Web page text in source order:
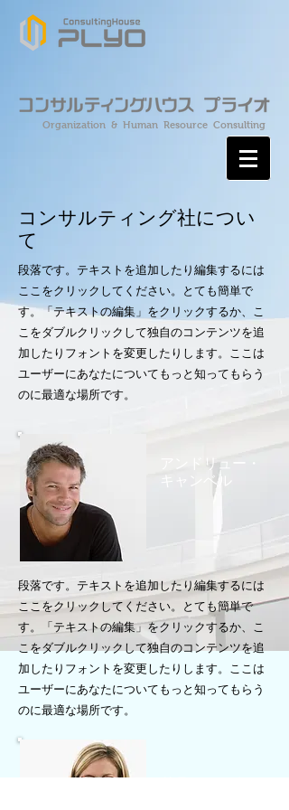
Organization & Human Resource Consulting
コンサルティング社につい
て
段落です。テキストを追加したり編集するには
ここをクリックしてください。とても簡単で
す。「テキストの編集」をクリックするか、こ
こをダブルクリックして独自のコンテンツを追
加したりフォントを変更したりします。ここは
ユーザーにあなたについてもっと知ってもらう
のに最適な場所です。
アンドリュー・
キャンベル
段落です。テキストを追加したり編集するには
ここをクリックしてください。とても簡単で
す。「テキストの編集」をクリックするか、こ
こをダブルクリックして独自のコンテンツを追
加したりフォントを変更したりします。ここは
ユーザーにあなたについてもっと知ってもらう
のに最適な場所です。